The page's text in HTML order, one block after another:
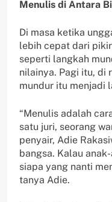
Menulis di Antara
Di masa ketika
lebih cepat dari
seperti langkah
nilainya. Pagi itu, di
mundur itu menjadi
“Menulis adalah
satu juri, seorang
penyair, Adie
bangsa. Kalau
siapa yang nanti
tanya Adie.